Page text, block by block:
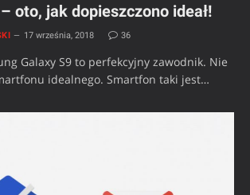
oto, jak dopieszczono ideał!
17 września, 2018 36
Galaxy S9 to perfekcyjny zawodnik. Nie
idealnego. Smartfon taki jest…